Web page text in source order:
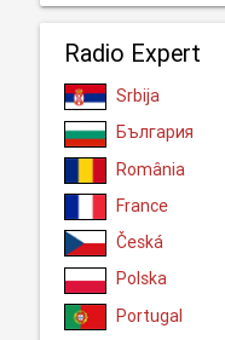
Radio Expert
Srbija
България
România
France
Česká
Polska
Portugal